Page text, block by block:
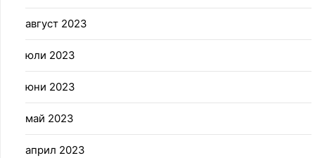
август 2023
юли 2023
юни 2023
май 2023
април 2023